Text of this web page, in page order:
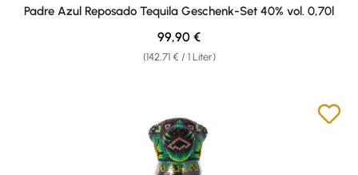
Padre Azul Reposado Tequila Geschenk-Set 40% vol. 0,70l
(142,71 € / 1 Liter)
Regulärer Preis:
99,90 €